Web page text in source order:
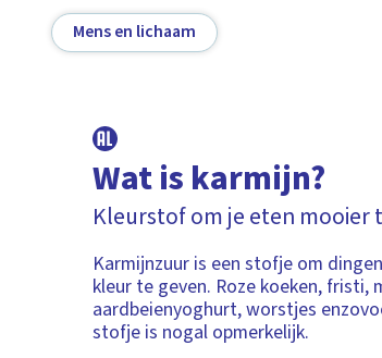
Mens en lichaam
Wat is karmijn?
Kleurstof om je eten mooier
Karmijnzuur is een stofje om
kleur te geven. Roze koeken, fristi,
aardbeienyoghurt, worstjes
stofje is nogal opmerkelijk.